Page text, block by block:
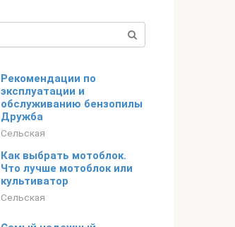
Рекомендации по
эксплуатации и
обслуживанию бензопилы
Дружба
Сельская
Как выбрать мотоблок.
Что лучше мотоблок или
культиватор
Сельская